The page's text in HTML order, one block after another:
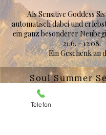
Als Sensitive Goddess
automatisch dabei und
ein ganz besonderer
21.6. - 12.08.
Ein Geschenk an
Soul Summer
Telefon